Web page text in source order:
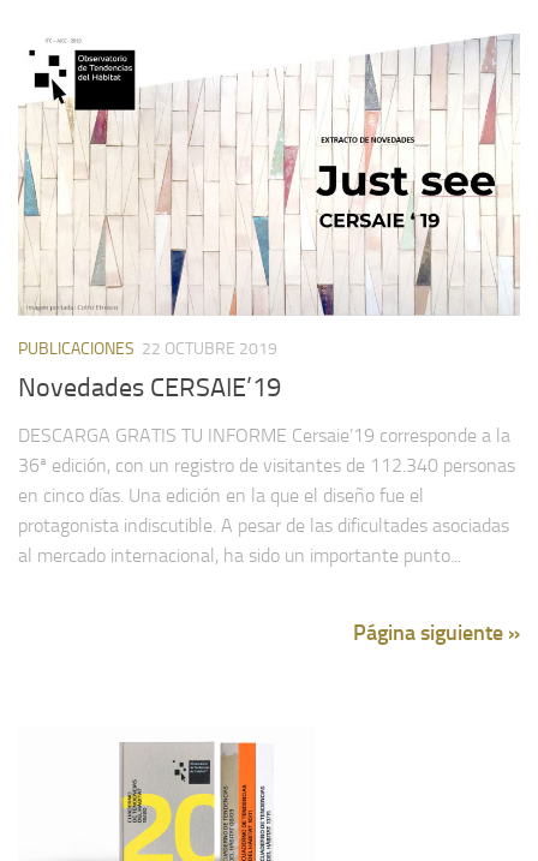
PUBLICACIONES 22 OCTUBRE 2019
Novedades CERSAIE’19
DESCARGA GRATIS TU INFORME Cersaie’19 corresponde a la
36ª edición, con un registro de visitantes de 112.340 personas
en cinco días. Una edición en la que el diseño fue el
protagonista indiscutible. A pesar de las dificultades asociadas
al mercado internacional, ha sido un importante punto...
Página siguiente »